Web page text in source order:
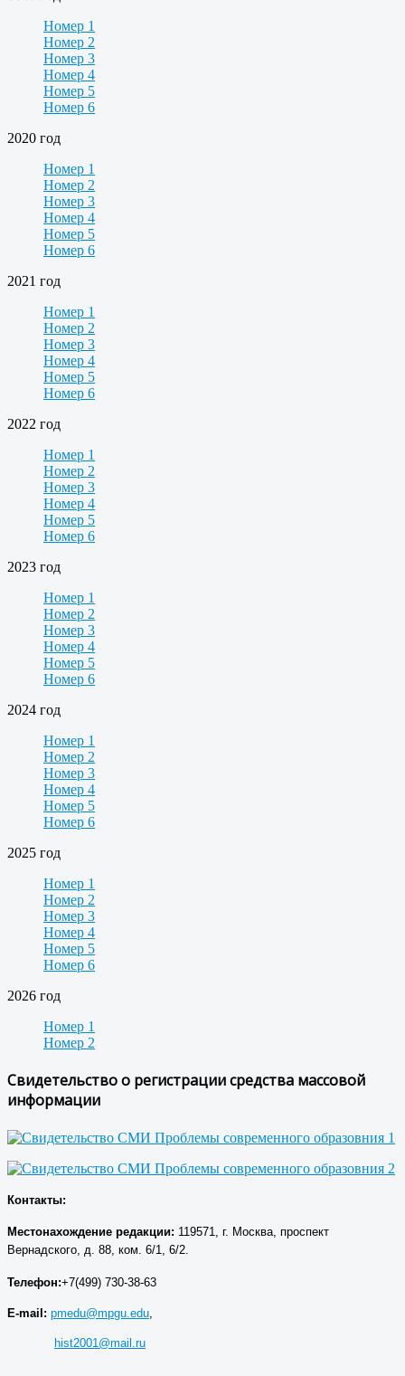
Номер 1
Номер 2
Номер 3
Номер 4
Номер 5
Номер 6
2020 год
Номер 1
Номер 2
Номер 3
Номер 4
Номер 5
Номер 6
2021 год
Номер 1
Номер 2
Номер 3
Номер 4
Номер 5
Номер 6
2022 год
Номер 1
Номер 2
Номер 3
Номер 4
Номер 5
Номер 6
2023 год
Номер 1
Номер 2
Номер 3
Номер 4
Номер 5
Номер 6
2024 год
Номер 1
Номер 2
Номер 3
Номер 4
Номер 5
Номер 6
2025 год
Номер 1
Номер 2
Номер 3
Номер 4
Номер 5
Номер 6
2026 год
Номер 1
Номер 2
Свидетельство о регистрации средства массовой
информации
Контакты:
Местонахождение редакции: 119571, г. Москва, проспект
Вернадского, д. 88, ком. 6/1, 6/2.
Телефон:+7(499) 730-38-63
E-mail: pmedu@mpgu.edu
hist2001@mail.ru